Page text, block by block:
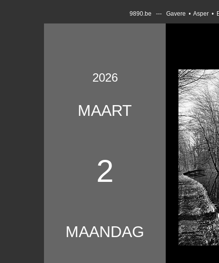
9890.be --- Gavere • Asper •
2026
MAART
2
MAANDAG